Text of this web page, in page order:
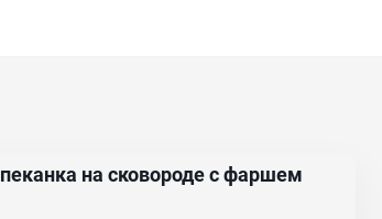
на сковороде с фаршем